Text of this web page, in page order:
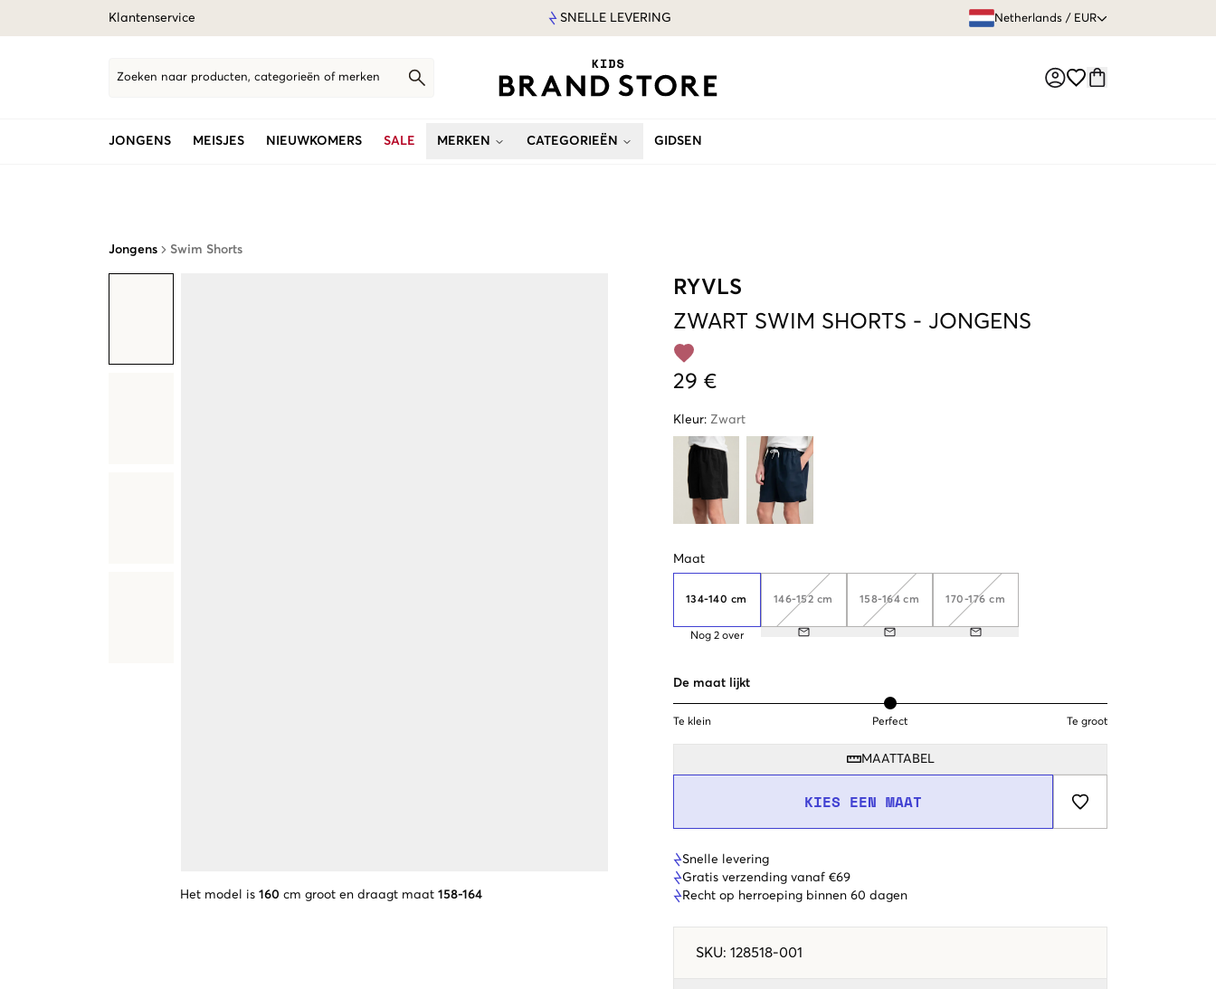
Klantenservice SNELLE LEVERING Netherlands / EUR
Zoeken naar producten, categorieën of merken
JONGENS MEISJES NIEUWKOMERS SALE MERKEN CATEGORIEËN GIDSEN
Jongens Swim Shorts
Het model is 160 cm groot en draagt maat 158-164
RYVLS
ZWART SWIM SHORTS - JONGENS
29 €
Kleur: Zwart
Maat
134-140 cm
Nog 2 over
146-152 cm 158-164 cm 170-176 cm
De maat lijkt
Te klein Perfect Te groot
MAATTABEL
KIES EEN MAAT
Snelle levering
Gratis verzending vanaf €69
Recht op herroeping binnen 60 dagen
SKU: 128518-001